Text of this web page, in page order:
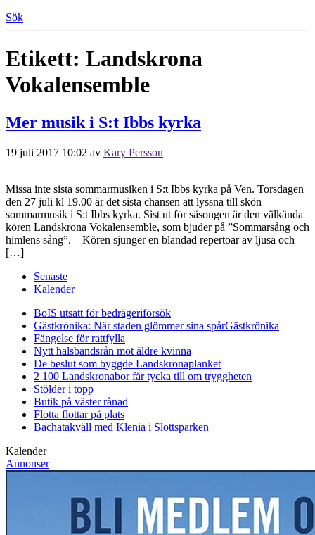
Sök
Etikett: Landskrona
Vokalensemble
Mer musik i S:t Ibbs kyrka
19 juli 2017 10:02 av Kary Persson
Missa inte sista sommarmusiken i S:t Ibbs kyrka på Ven. Torsdagen
den 27 juli kl 19.00 är det sista chansen att lyssna till skön
sommarmusik i S:t Ibbs kyrka. Sist ut för säsongen är den välkända
kören Landskrona Vokalensemble, som bjuder på ”Sommarsång och
himlens sång”. – Kören sjunger en blandad repertoar av ljusa och
[…]
Senaste
Kalender
BoIS utsatt för bedrägeriförsök
Gästkrönika: När staden glömmer sina spårGästkrönika
Fängelse för rattfylla
Nytt halsbandsrån mot äldre kvinna
De beslut som byggde Landskronaplanket
2 100 Landskronabor får tycka till om tryggheten
Stölder i topp
Butik på väster rånad
Flotta flottar på plats
Bachatakväll med Klenia i Slottsparken
Kalender
Annonser